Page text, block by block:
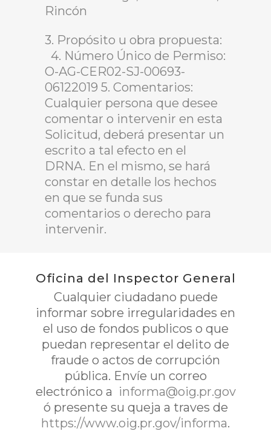
Rincón
3. Propósito u obra propuesta:
4. Número Único de Permiso:
O-AG-CER02-SJ-00693-
06122019 5. Comentarios:
Cualquier persona que desee
comentar o intervenir en esta
Solicitud, deberá presentar un
escrito a tal efecto en el
DRNA. En el mismo, se hará
constar en detalle los hechos
en que se funda sus
comentarios o derecho para
intervenir.
Oficina del Inspector General
Cualquier ciudadano puede
informar sobre irregularidades en
el uso de fondos publicos o que
puedan representar el delito de
fraude o actos de corrupción
pública. Envíe un correo
electrónico a informa@oig.pr.gov
ó presente su queja a traves de
https://www.oig.pr.gov/informa.